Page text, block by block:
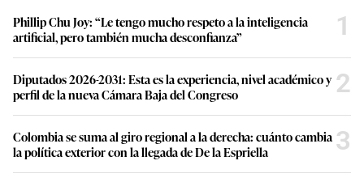
Phillip Chu Joy: “Le tengo mucho respeto a la inteligencia
artificial, pero también mucha desconfianza”
1
Diputados 2026-2031: Esta es la experiencia, nivel académico y
perfil de la nueva Cámara Baja del Congreso
2
Colombia se suma al giro regional a la derecha: cuánto cambia
la política exterior con la llegada de De la Espriella
3